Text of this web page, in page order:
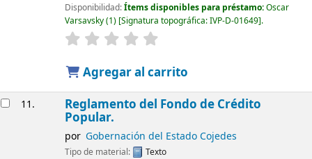
Disponibilidad:Ítems disponibles para préstamo:Oscar
Varsavsky(1) Signatura topográfica:IVP-D-01649 .
Agregar al carrito
11. Reglamento del Fondo de Crédito
Popular.
por Gobernación del Estado Cojedes
Tipo de material:
Texto